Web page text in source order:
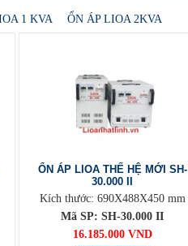
1 KVA ỔN ÁP LIOA 2KVA
ỔN ÁP LIOA THẾ HỆ MỚI SH-
30.000 II
Kích thước: 690X488X450 mm
Mã SP: SH-30.000 II
16.185.000 VND